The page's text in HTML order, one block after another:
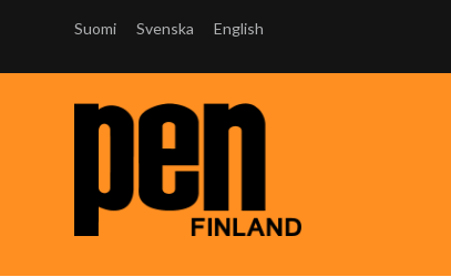
Suomi Svenska English